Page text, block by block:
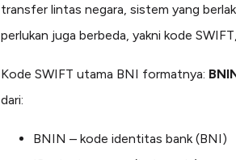
transfer lintas negara, sistem yang
perlukan juga berbeda, yakni kode
Kode SWIFT utama BNI formatnya:
dari:
BNIN – kode identitas bank (BNI)